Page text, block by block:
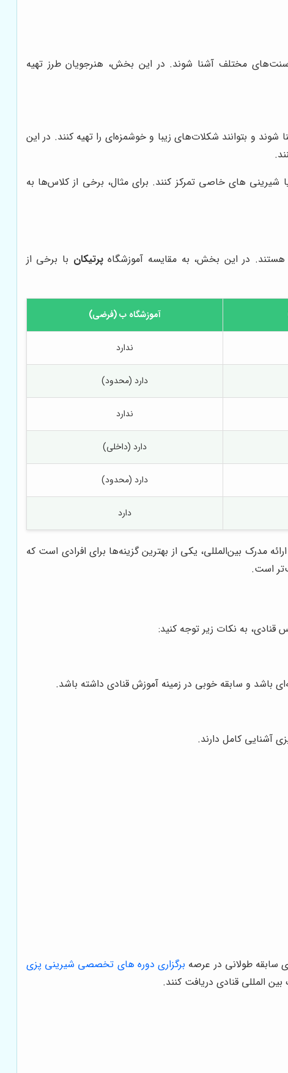
مختلف آشنا شوند. در این بخش، هنرجویان طرز تهیه
و بتوانند شکلات‌های زیبا و خوشمزه‌ای را تهیه کنند. در این
های خاصی تمرکز کنند. برای مثال، برخی از کلاس‌ها به
در این بخش، به مقایسه آموزشگاهپرتیکان با برخی از
آموزشگاه ب (فرضی)
ندارد
دارد (محدود)
ندارد
دارد (داخلی)
دارد (محدود)
دارد
مدرک بین‌المللی، یکی از بهترین گزینه‌ها برای افرادی است که
است.
به نکات زیر توجه کنید:
باشد و سابقه خوبی در زمینه آموزش قنادی داشته باشد.
آشنایی کامل دارند.
سابقه طولانی در عرصه برگزاری دوره های تخصصی شیرینی پزی
المللی قنادی دریافت کنند.